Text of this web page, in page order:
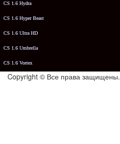
CS 1.6 Hydra
CS 1.6 Hyper Beast
CS 1.6 Ultra HD
CS 1.6 Umbrella
CS 1.6 Vortex
Copyright © Все права защищены.